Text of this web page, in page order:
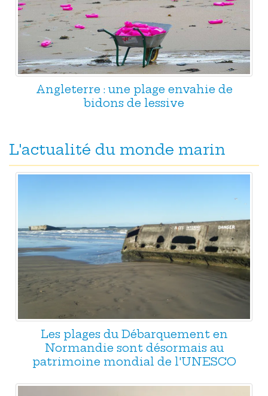
Angleterre : une plage envahie de
bidons de lessive
L'actualité du monde marin
Les plages du Débarquement en
Normandie sont désormais au
patrimoine mondial de l'UNESCO